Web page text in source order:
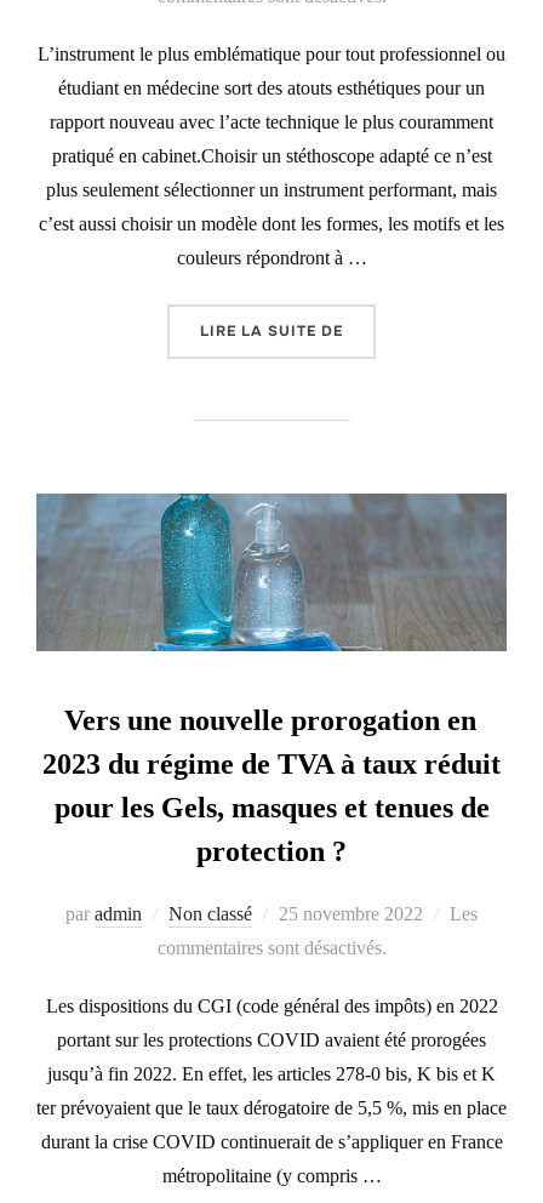
L’instrument le plus emblématique pour tout professionnel ou
étudiant en médecine sort des atouts esthétiques pour un
rapport nouveau avec l’acte technique le plus couramment
pratiqué en cabinet.Choisir un stéthoscope adapté ce n’est
plus seulement sélectionner un instrument performant, mais
c’est aussi choisir un modèle dont les formes, les motifs et les
couleurs répondront à …
LIRE LA SUITE DE
Vers une nouvelle prorogation en
2023 du régime de TVA à taux réduit
pour les Gels, masques et tenues de
protection ?
par admin Non classé
Publié
le
25 novembre 2022
Les
commentaires sont désactivés.
Les dispositions du CGI (code général des impôts) en 2022
portant sur les protections COVID avaient été prorogées
jusqu’à fin 2022. En effet, les articles 278-0 bis, K bis et K
ter prévoyaient que le taux dérogatoire de 5,5 %, mis en place
durant la crise COVID continuerait de s’appliquer en France
métropolitaine (y compris …